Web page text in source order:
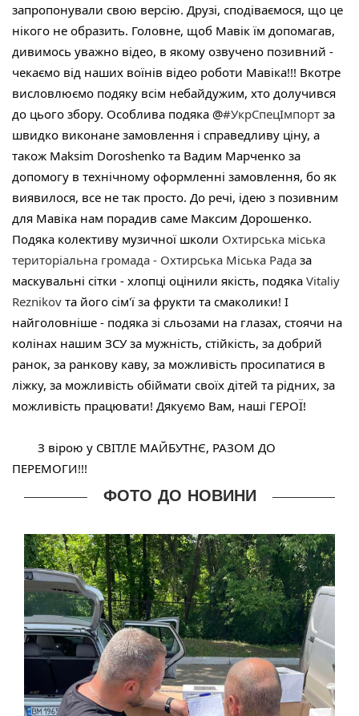
запропонували свою версію. Друзі, сподіваємося, що це
нікого не образить. Головне, щоб Мавік їм допомагав,
дивимось уважно відео, в якому озвучено позивний -
чекаємо від наших воїнів відео роботи Мавіка!!! Вкотре
висловлюємо подяку всім небайдужим, хто долучився
до цього збору. Особлива подяка @#УкрСпецІмпорт за
швидко виконане замовлення і справедливу ціну, а
також Maksim Doroshenko та Вадим Марченко за
допомогу в технічному оформленні замовлення, бо як
виявилося, все не так просто. До речі, ідею з позивним
для Мавіка нам порадив саме Максим Дорошенко.
Подяка колективу музичної школи Охтирська міська
територіальна громада - Охтирська Міська Рада за
маскувальні сітки - хлопці оцінили якість, подяка Vitaliy
Reznikov та його сім'ї за фрукти та смаколики! І
найголовніше - подяка зі сльозами на глазах, стоячи на
колінах нашим ЗСУ за мужність, стійкість, за добрий
ранок, за ранкову каву, за можливість просипатися в
ліжку, за можливість обіймати своїх дітей та рідних, за
можливість працювати! Дякуємо Вам, наші ГЕРОЇ!
ПЕРЕМОГИ!!!
ФОТО ДО НОВИНИ